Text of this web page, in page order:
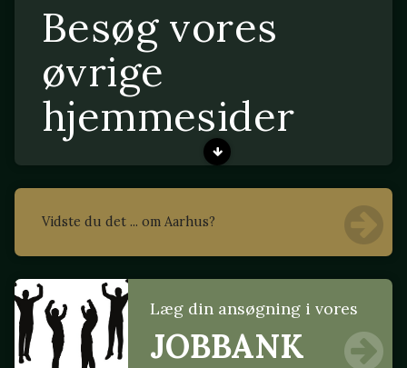
Besøg vores
øvrige
hjemmesider
Vidste du det ... om Aarhus?
Læg din ansøgning i vores
JOBBANK